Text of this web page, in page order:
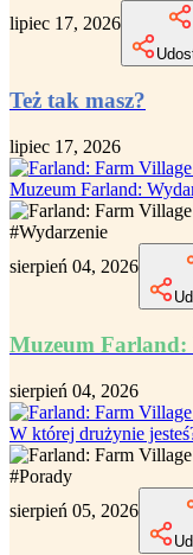
lipiec 17, 2026
Też tak masz?
lipiec 17, 2026
Muzeum Farland:
#Wydarzenie
sierpień 04, 2026
Muzeum Farland:
sierpień 04, 2026
W której drużynie
#Porady
sierpień 05, 2026